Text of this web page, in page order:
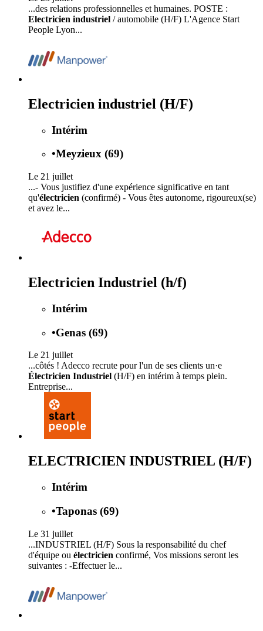
...des relations professionnelles et humaines. POSTE :
Electricien industriel / automobile (H/F) L'Agence Start
People Lyon...
Electricien industriel (H/F)
Intérim
•Meyzieux (69)
Le 21 juillet
...- Vous justifiez d'une expérience significative en tant
qu'électricien (confirmé) - Vous êtes autonome, rigoureux(se)
et avez le...
Electricien Industriel (h/f)
Intérim
•Genas (69)
Le 21 juillet
...côtés ! Adecco recrute pour l'un de ses clients un·e
Électricien Industriel (H/F) en intérim à temps plein.
Entreprise...
ELECTRICIEN INDUSTRIEL (H/F)
Intérim
•Taponas (69)
Le 31 juillet
...INDUSTRIEL (H/F) Sous la responsabilité du chef
d'équipe ou électricien confirmé, Vos missions seront les
suivantes : -Effectuer le...